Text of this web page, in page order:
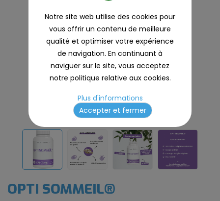
Notre site web utilise des cookies pour
vous offrir un contenu de meilleure
qualité et optimiser votre expérience
de navigation. En continuant à
naviguer sur le site, vous acceptez
notre politique relative aux cookies.
Plus d'informations
Accepter et fermer
OPTI SOMMEIL®